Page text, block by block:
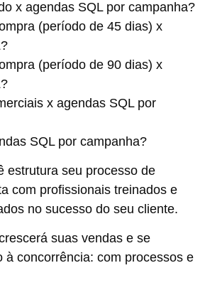
x agendas SQL por campanha?
(período de 45 dias) x
(período de 90 dias) x
x agendas SQL por
SQL por campanha?
estrutura seu processo de
com profissionais treinados e
no sucesso do seu cliente.
suas vendas e se
à concorrência: com processos e